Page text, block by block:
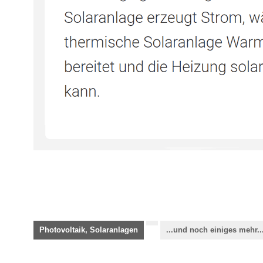
Photovoltaik, Solaranlagen ...und noch einiges